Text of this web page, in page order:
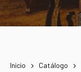
Inicio Catálogo